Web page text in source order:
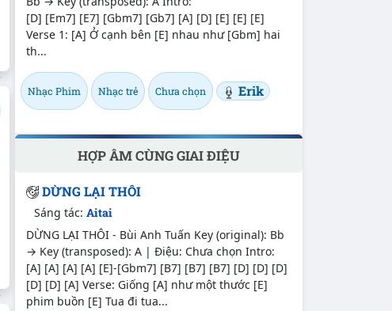
[D] [Em7] [E7] [Gbm7] [Gb7] [A] [D] [E] [E] [E]
Verse 1: [A] Ở cạnh bên [E] nhau như [Gbm] hai
th...
Nhạc Phim Nhạc trẻ Chưa chọn Erik
HỢP ÂM CÙNG GIAI ĐIỆU
DỪNG LẠI THÔI
Sáng tác:Aitai
DỪNG LẠI THÔI - Bùi Anh Tuấn Key (original): Bb
→ Key (transposed): A | Điệu: Chưa chọn Intro:
[A] [A] [A] [A] [E]-[Gbm7] [B7] [B7] [B7] [D] [D] [D]
[D] [D] [A] Verse: Giống [A] như một thước [E]
phim buồn [E] Tua đi tua...